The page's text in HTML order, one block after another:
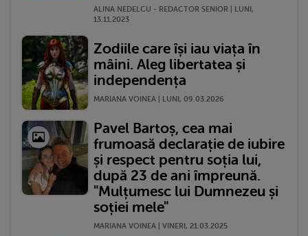
ALINA NEDELCU - REDACTOR SENIOR | LUNI,
13.11.2023
Zodiile care își iau viața în
mâini. Aleg libertatea și
independența
MARIANA VOINEA | LUNI, 09.03.2026
Pavel Bartoș, cea mai
frumoasă declarație de iubire
și respect pentru soția lui,
după 23 de ani împreună.
"Mulțumesc lui Dumnezeu și
soției mele"
MARIANA VOINEA | VINERI, 21.03.2025